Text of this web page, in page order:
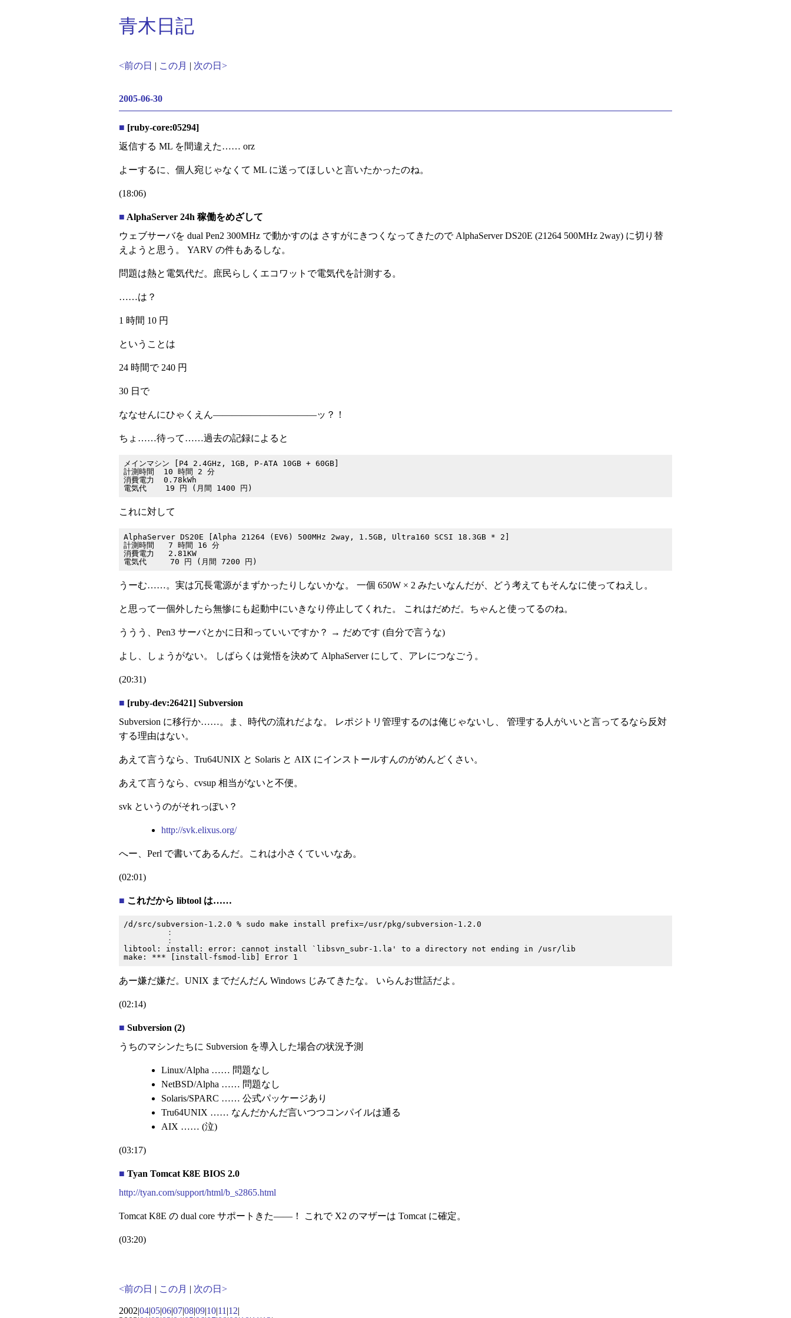
青木日記
<前の日 | この月 | 次の日>
2005-06-30
■ [ruby-core:05294]
返信する ML を間違えた…… orz
よーするに、個人宛じゃなくて ML に送ってほしいと言いたかったのね。
(18:06)
■ AlphaServer 24h 稼働をめざして
ウェブサーバを dual Pen2 300MHz で動かすのは さすがにきつくなってきたので AlphaServer DS20E (21264 500MHz 2way) に切り替
えようと思う。 YARV の件もあるしな。
問題は熱と電気代だ。庶民らしくエコワットで電気代を計測する。
……は？
1 時間 10 円
ということは
24 時間で 240 円
30 日で
ななせんにひゃくえん―――――――――――ッ？！
ちょ……待って……過去の記録によると
メインマシン [P4 2.4GHz, 1GB, P-ATA 10GB + 60GB]
計測時間  10 時間 2 分
消費電力  0.78kWh
これに対して
AlphaServer DS20E [Alpha 21264 (EV6) 500MHz 2way, 1.5GB, Ultra160 SCSI 18.3GB * 2]
計測時間   7 時間 16 分
消費電力   2.81KW
うーむ……。実は冗長電源がまずかったりしないかな。 一個 650W × 2 みたいなんだが、どう考えてもそんなに使ってねえし。
と思って一個外したら無惨にも起動中にいきなり停止してくれた。 これはだめだ。ちゃんと使ってるのね。
ううう、Pen3 サーバとかに日和っていいですか？ → だめです (自分で言うな)
よし、しょうがない。 しばらくは覚悟を決めて AlphaServer にして、アレにつなごう。
(20:31)
■ [ruby-dev:26421] Subversion
Subversion に移行か……。ま、時代の流れだよな。 レポジトリ管理するのは俺じゃないし、 管理する人がいいと言ってるなら反対
する理由はない。
あえて言うなら、Tru64UNIX と Solaris と AIX にインストールすんのがめんどくさい。
あえて言うなら、cvsup 相当がないと不便。
svk というのがそれっぽい？
http://svk.elixus.org/
へー、Perl で書いてあるんだ。これは小さくていいなあ。
(02:01)
■ これだから libtool は……
/d/src/subversion-1.2.0 % sudo make install prefix=/usr/pkg/subversion-1.2.0
         ：
         ：
libtool: install: error: cannot install `libsvn_subr-1.la' to a directory not ending in /usr/lib
あー嫌だ嫌だ。UNIX までだんだん Windows じみてきたな。 いらんお世話だよ。
(02:14)
■ Subversion (2)
うちのマシンたちに Subversion を導入した場合の状況予測
Linux/Alpha …… 問題なし
NetBSD/Alpha …… 問題なし
Solaris/SPARC …… 公式パッケージあり
Tru64UNIX …… なんだかんだ言いつつコンパイルは通る
AIX …… (泣)
(03:17)
■ Tyan Tomcat K8E BIOS 2.0
http://tyan.com/support/html/b_s2865.html
Tomcat K8E の dual core サポートきた――！ これで X2 のマザーは Tomcat に確定。
(03:20)
<前の日 | この月 | 次の日>
2002|04|05|06|07|08|09|10|11 |12|